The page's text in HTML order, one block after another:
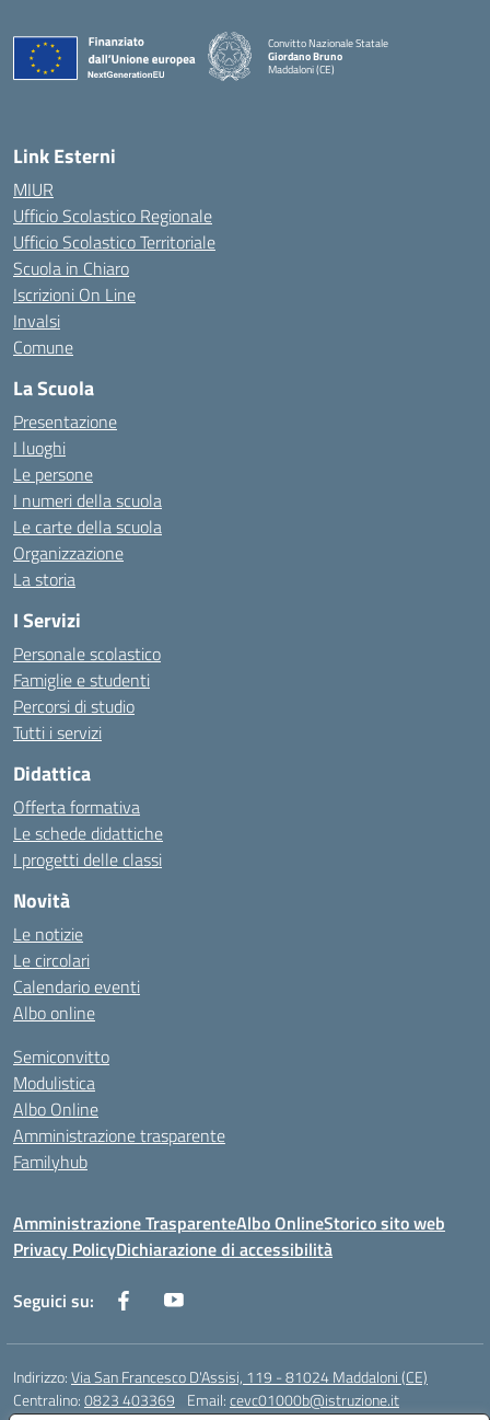
Convitto Nazionale Statale
Giordano Bruno
Maddaloni (CE)
Link Esterni
MIUR
Ufficio Scolastico Regionale
Ufficio Scolastico Territoriale
Scuola in Chiaro
Iscrizioni On Line
Invalsi
Comune
La Scuola
Presentazione
I luoghi
Le persone
I numeri della scuola
Le carte della scuola
Organizzazione
La storia
I Servizi
Personale scolastico
Famiglie e studenti
Percorsi di studio
Tutti i servizi
Didattica
Offerta formativa
Le schede didattiche
I progetti delle classi
Novità
Le notizie
Le circolari
Calendario eventi
Albo online
Semiconvitto
Modulistica
Albo Online
Amministrazione trasparente
Familyhub
Amministrazione TrasparenteAlbo OnlineStorico sito web
Privacy PolicyDichiarazione di accessibilità
Seguici su:
Indirizzo:Via San Francesco D'Assisi, 119 - 81024 Maddaloni (CE)
Centralino:0823 403369 Email:cevc01000b@istruzione.it